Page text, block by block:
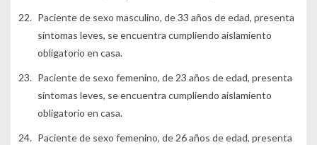
Paciente de sexo masculino, de 33 años de edad, presenta
síntomas leves, se encuentra cumpliendo aislamiento
obligatorio en casa.
Paciente de sexo femenino, de 23 años de edad, presenta
síntomas leves, se encuentra cumpliendo aislamiento
obligatorio en casa.
Paciente de sexo femenino, de 26 años de edad, presenta